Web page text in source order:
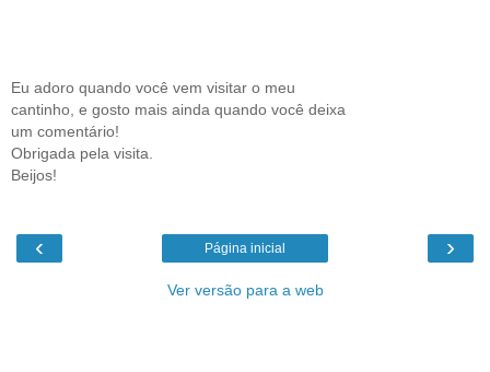
Eu adoro quando você vem visitar o meu
cantinho, e gosto mais ainda quando você deixa
um comentário!
Obrigada pela visita.
Beijos!
‹ ›
Página inicial
Ver versão para a web